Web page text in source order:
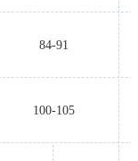
84-91
100-105